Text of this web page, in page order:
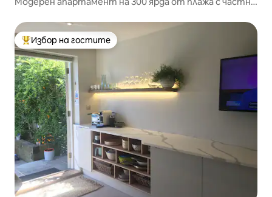
Най-популярен избор на гостите
Избор на гостите